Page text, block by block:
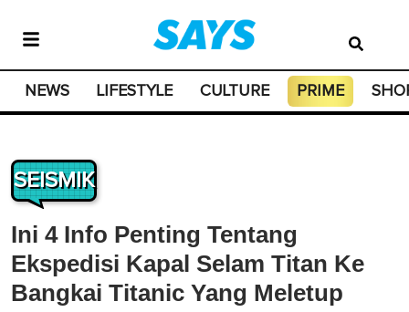
NEWS LIFESTYLE CULTURE PRIME
SEISMIK
Ini 4 Info Penting Tentang
Ekspedisi Kapal Selam Titan Ke
Bangkai Titanic Yang Meletup